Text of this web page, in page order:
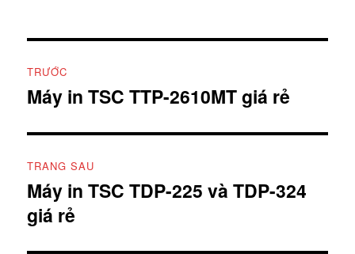
hướng
viết
TRƯỚC
Bài
trước:
Máy in TSC TTP-2610MT giá rẻ
TRANG SAU
Bài
tiếp
Máy in TSC TDP-225 và TDP-324
giá rẻ